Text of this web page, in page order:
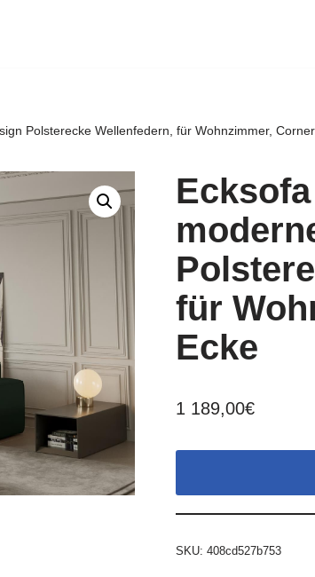
Polsterecke Wellenfedern, für Wohnzimmer,
für
Ecke
1 189,00€
SKU: 408cd527b753